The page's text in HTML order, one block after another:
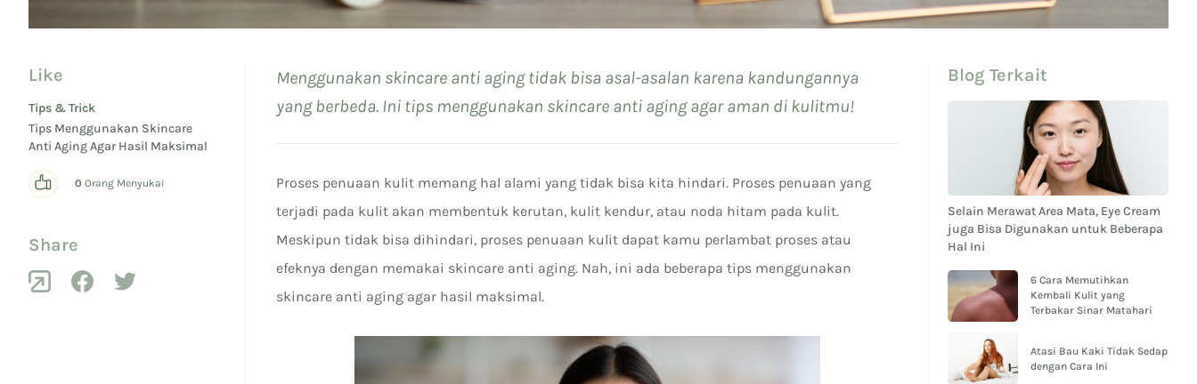
Like
Tips & Trick
Tips Menggunakan Skincare
Anti Aging Agar Hasil Maksimal
0 Orang Menyukai
Share
Menggunakan skincare anti aging tidak bisa asal-asalan karena kandungannya
yang berbeda. Ini tips menggunakan skincare anti aging agar aman di kulitmu!
Proses penuaan kulit memang hal alami yang tidak bisa kita hindari. Proses penuaan yang
terjadi pada kulit akan membentuk kerutan, kulit kendur, atau noda hitam pada kulit.
Meskipun tidak bisa dihindari, proses penuaan kulit dapat kamu perlambat proses atau
efeknya dengan memakai skincare anti aging. Nah, ini ada beberapa tips menggunakan
skincare anti aging agar hasil maksimal.
Blog Terkait
Selain Merawat Area Mata, Eye Cream
juga Bisa Digunakan untuk Beberapa
Hal Ini
6 Cara Memutihkan
Kembali Kulit yang
Terbakar Sinar Matahari
Atasi Bau Kaki Tidak Sedap
dengan Cara Ini